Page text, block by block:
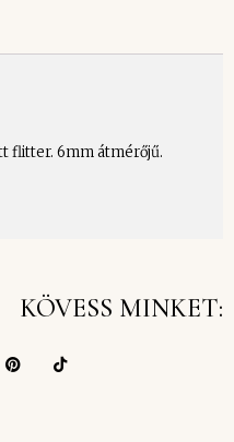
flitter. 6mm átmérőjű.
KÖVESS MINKET: